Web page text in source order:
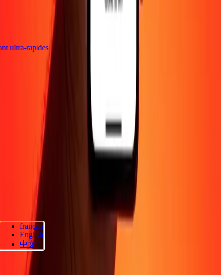
ultra-rapides
Blog
Envoyer de l'argent en
Entreprise Devenir agent
Devenir affilié
Politique de confidentialité
Avis sur les cookies
Promotion Prévention de la fraude
d'accessibilité
Suivez-nous
Ria Lithuania UAB. © 2026 Dandelion Payments, Inc. Tous droits
réservés.
Préférences en matière de cookies
français
English
中文